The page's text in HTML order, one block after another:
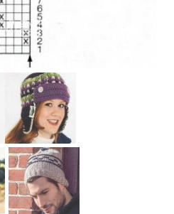
Схема:
цветная
шапочка с